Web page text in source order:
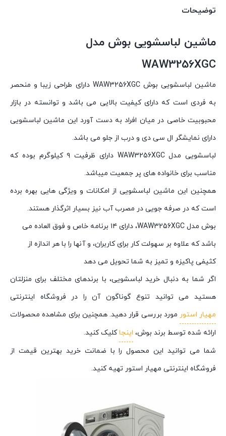
توضیحات
ماشین لباسشویی بوش مدل
WAW3256XGC
ماشین لباسشویی بوش WAW3256XGC دارای طراحی زیبا و منحصر
به فردی است که دارای کیفیت بالایی می باشد و توانسته در بازار
محبوبیت خاصی در میان افراد به دست آورد این ماشین لباسشویی
دارای نمایشگر ال سی دی و درب از جلو می باشد.
لباسشویی مدل WAW3256XGC دارای ظرفیت ۹ کیلوگرم بوده که
مناسب برای خانواده های پر جمعیت میباشد.
همچنین این ماشین لباسشویی از امکانات و ویژگی هایی بهره برده
است که در صرفه جویی در مصرب آب نیز بسیار اثرگذار هستند.
بوش مدل WAW3256XGC، دارای ۱۴ برنامه خاص و فوق العاده می
باشد که علاوه بر سهولت کار برای کاربران، و آنها را با هر اندازه از
کثیفی پاکیزه و تمیز به شما تحویل می دهد
اگر شما به دنبال خرید لباسشویی، با برندهای مختلف برای منزلتان
هستید می توانید تنوع گوناگون آن را در فروشگاه اینترنتی
مهیار استور مورد بررسی قرار دهید. همچنین برای مشاهده محصولات
ارائه شده توسط برند بوش، اینجاکلیک کنید.
شما می توانید این محصول را با ضمانت خرید بهترین قیمت از
فروشگاه اینترنتی مهیار استور تهیه کنید.